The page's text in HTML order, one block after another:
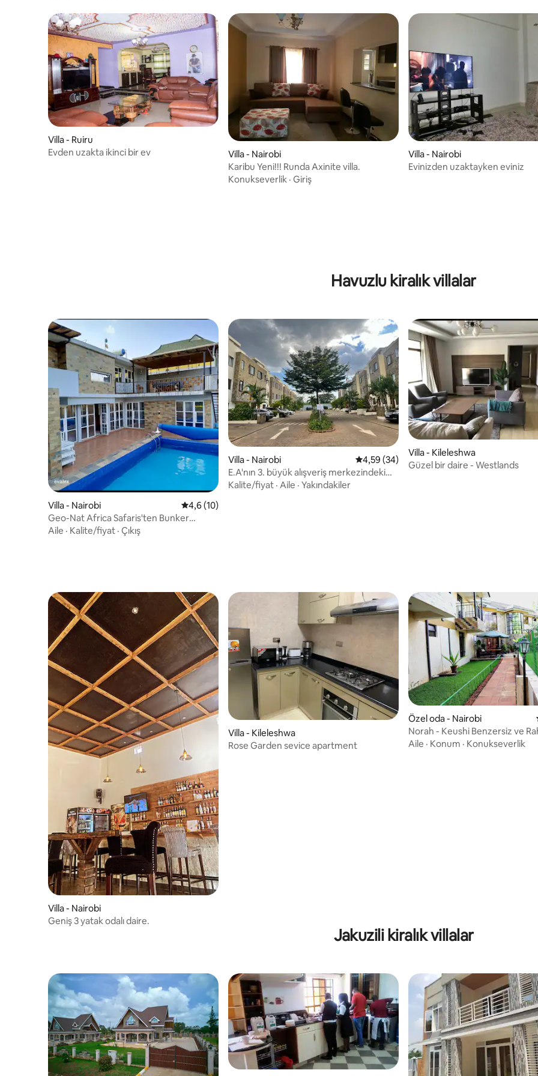
Villa - Ruiru
Evden uzakta ikinci bir ev
Villa - Nairobi
Karibu Yeni!!! Runda Axinite villa.
Konukseverlik · Giriş
Villa - Nairobi
Evinizden uzaktayken eviniz
Havuzlu kiralık villalar
Villa - Nairobi 5 üzerinden ortalama 4,6 puan, 10 değerlendirme
4,6 (10)
Geo-Nat Africa Safaris'ten Bunker
Villaları
Aile · Kalite/fiyat · Çıkış
Villa - Nairobi 5 üzerinden ortalama 4,59 puan, 34
4,59 (34)
E.A'nın 3. büyük alışveriş merkezindeki
Boulevard Villa
Kalite/fiyat · Aile · Yakındakiler
Villa - Kileleshwa
Güzel bir daire - Westlands
Villa - Nairobi
Geniş 3 yatak odalı daire.
Villa - Kileleshwa
Rose Garden sevice apartment
Özel oda - Nairobi
Norah - Keushi Benzersiz ve
Evinizden uzakta eviniz
Aile · Konum · Konukseverlik
Jakuzili kiralık villalar